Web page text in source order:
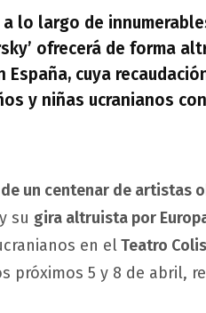
lo largo de
ofrecerá de forma
cuya
y niñas ucranianos
un centenar de artistas
su gira altruista por
en elTeatro
próximos 5 y 8 de abril,